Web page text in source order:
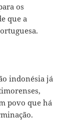
os
que a
indonésia já
povo que há